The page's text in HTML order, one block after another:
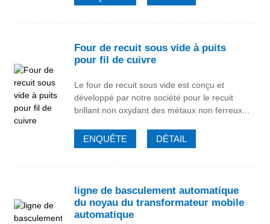
Four de recuit sous vide à puits
pour fil de cuivre
Le four de recuit sous vide est conçu et
développé par notre société pour le recuit
brillant non oxydant des métaux non ferreux...
ENQUÊTE DÉTAIL
ligne de basculement automatique
du noyau du transformateur mobile
automatique